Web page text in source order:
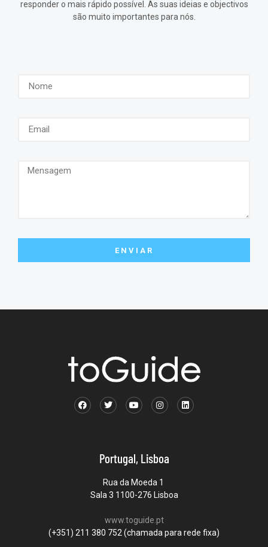
responder o mais rápido possível. As suas ideias e objectivos
são muito importantes para nós.
ENVIAR
Portugal, Lisboa
Rua da Moeda 1
Sala 3 1100-276 Lisboa
www.toguide.pt
(+351) 211 380 752 (chamada para rede fixa)